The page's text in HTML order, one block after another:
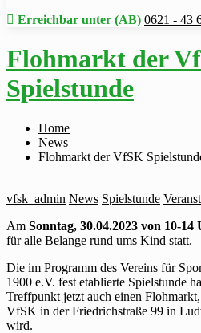
Erreichbar unter (AB) 0621 - 43
Flohmarkt der
Spielstunde
Home
News
Flohmarkt der VfSK
vfsk_admin News Spielstunde
Am Sonntag, 30.04.2023 von 10-14
für alle Belange rund ums Kind statt.
Die im Programm des Vereins für
1900 e.V. fest etablierte Spielstunde
Treffpunkt jetzt auch einen
VfSK in der Friedrichstraße 99 in
wird.